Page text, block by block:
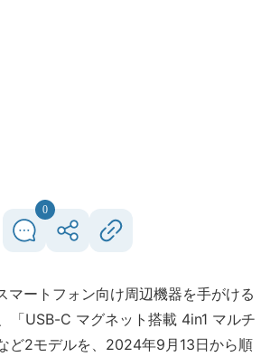
0
ートフォン向け周辺機器を手がける
「USB-C マグネット搭載 4in1 マルチ
ど2モデルを、2024年9月13日から順